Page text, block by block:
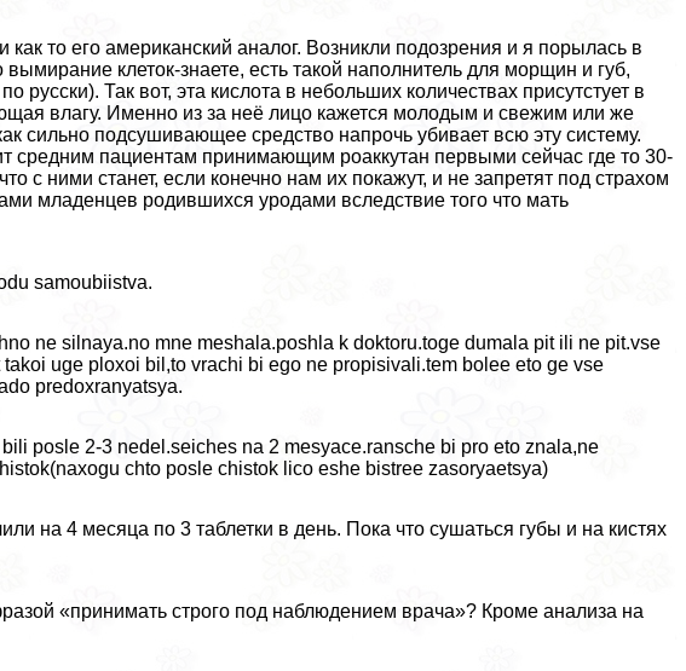
то его американский аналог. Возникли подозрения и я порылась в
клеток-знаете, есть такой наполнитель для морщин и губ,
русски). Так вот, эта кислота в небольших количествах присутстует в
влагу. Именно из за неё лицо кажется молодым и свежим или же
сильно подсушивающее средство напрочь убивает всю эту систему.
средним пациентам принимающим роаккутан первыми сейчас где то 30-
с ними станет, если конечно нам их покажут, и не запретят под страхом
младенцев родившихся уpoдами вследствие того что мать
samoubiistva.
ne silnaya.no mne meshala.poshla k doktoru.toge dumala pit ili ne pit.vse
uge ploxoi bil,to vrachi bi ego ne propisivali.tem bolee eto ge vse
predoxranyatsya.
posle 2-3 nedel.seiches na 2 mesyace.ransche bi pro eto znala,ne
chto posle chistok lico eshe bistree zasoryaetsya)
на 4 месяца по 3 таблетки в день. Пока что сушаться губы и на кистях
«принимать строго под наблюдением врача»? Кроме анализа на